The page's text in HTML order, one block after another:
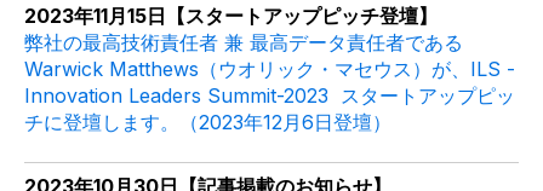
2023年11月15日【スタートアップピッチ登壇】
弊社の最高技術責任者 兼 最高データ責任者である
Warwick Matthews （ウオリック・マセウス） が、 ILS -
Innovation Leaders Summit-2023 スタートアップピッ
チに登壇します。（2023年12月6日登壇）